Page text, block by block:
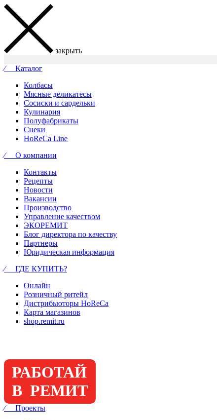
закрыть
⁄ Каталог
Колбасы
Мясные деликатесы
Сосиски и сардельки
Кулинария
Полуфабрикаты
Снеки
HoReCa Line
⁄ О компании
Контакты
Рецепты
Новости
Вакансии
Производство
Управление качеством
ЭКОРЕМИТ
Блог директора по качеству
Партнеры
Юридическая информация
⁄ ГДЕ КУПИТЬ?
Онлайн
Розничный ритейл
Дистрибьюторы HoReCa
Карта магазинов
shop.remit.ru
РАБОТАЙ
В РЕМИТ
⁄ Проекты